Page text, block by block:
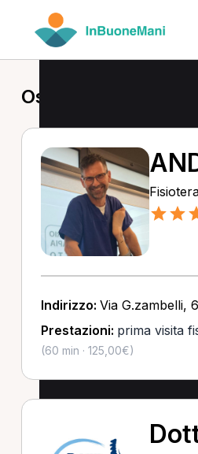
Osteopata a Venezia
Indirizzo: Via G.zambelli,
Prestazioni: prima visita
(60 min · 125,00€)